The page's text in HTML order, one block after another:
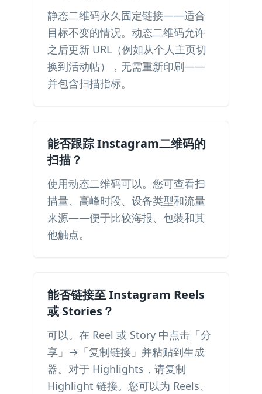
静态二维码永久固定链接——适合
目标不变的情况。动态二维码允许
之后更新 URL（例如从个人主页切
换到活动帖），无需重新印刷——
并包含扫描指标。
能否跟踪 Instagram二维码的
扫描？
使用动态二维码可以。您可查看扫
描量、高峰时段、设备类型和流量
来源——便于比较海报、包装和其
他触点。
能否链接至 Instagram Reels
或 Stories？
可以。在 Reel 或 Story 中点击「分
享」→「复制链接」并粘贴到生成
器。对于 Highlights，请复制
Highlight 链接。您可以为 Reels、